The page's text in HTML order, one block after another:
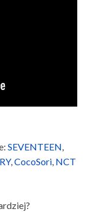
SEVENTEEN,
,CocoSori, NCT